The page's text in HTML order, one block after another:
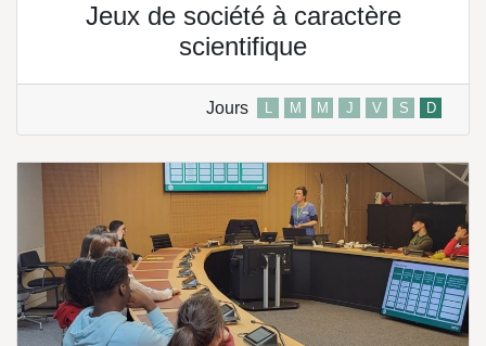
Jeux de société à caractère
scientifique
Jours L M M J V S D